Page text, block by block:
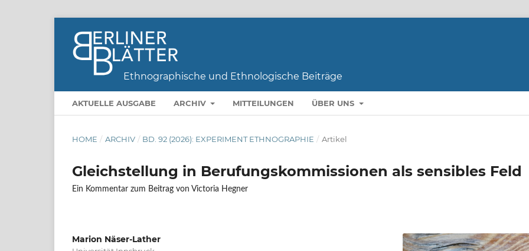
AKTUELLE AUSGABE ARCHIV MITTEILUNGEN ÜBER UNS
HOME / ARCHIV / BD. 92 (2026): EXPERIMENT ETHNOGRAPHIE / Artikel
Gleichstellung in Berufungskommissionen als sensibles Feld
Ein Kommentar zum Beitrag von Victoria Hegner
Marion Näser-Lather